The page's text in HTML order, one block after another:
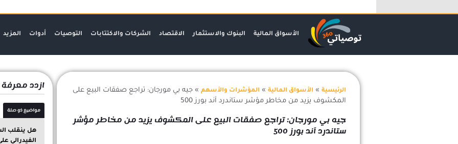
إلى
الأسواق المالية البنوك والاستثمار الاقتصاد الشركات والاكتتابات التوصيات أدوات المزيد
الرئيسية » الأسواق المالية » المؤشرات والأسهم » جيه بي مورجان: تراجع صفقات البيع على
المكشوف يزيد من مخاطر مؤشر ستاندرد آند بورز 500
جيه بي مورجان: تراجع صفقات البيع على المكشوف يزيد من مخاطر مؤشر
ستاندرد آند بورز 500
ازدد معرفة
مواضيع ذو صلة
هل ينقلب
الفيدرالي